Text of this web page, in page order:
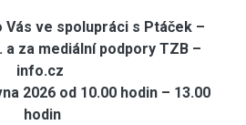
ve spolupráci s Ptáček –
za mediální podpory TZB –
info.cz
2026 od 10.00 hodin – 13.00
hodin